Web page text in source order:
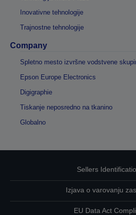
Inovativne tehnologije
Trajnostne tehnologije
Company
Spletno mesto izvršne vodstvene
Epson Europe Electronics
Digigraphie
Tiskanje neposredno na tkanino
Globalno
Sellers
Izjava o varovanju
EU Data Act